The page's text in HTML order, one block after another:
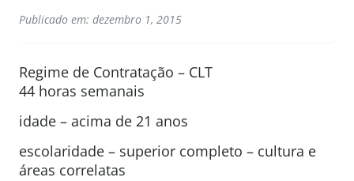
Publicado em: dezembro 1, 2015
Regime de Contratação – CLT
44 horas semanais
idade – acima de 21 anos
escolaridade – superior completo – cultura e
áreas correlatas